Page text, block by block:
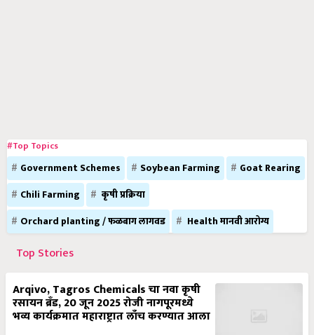
#Top Topics
Government Schemes Soybean Farming
Goat Rearing
Chili Farming
कृषी प्रक्रिया
Orchard planting / फळबाग लागवड
Health मानवी आरोग्य
Top Stories
Arqivo, Tagros Chemicals चा नवा कृषी
रसायन ब्रँड, 20 जून 2025 रोजी नागपूरमध्ये
भव्य कार्यक्रमात महाराष्ट्रात लाँच करण्यात आला